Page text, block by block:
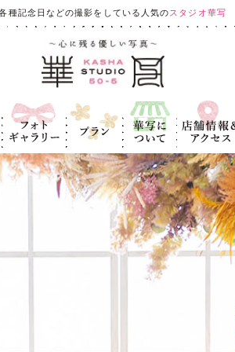
種記念日などの撮影をしている人気のスタジオ華写
フォトギャラ
リー
プラン
華写につい
て
店舗情報＆ア
クセス